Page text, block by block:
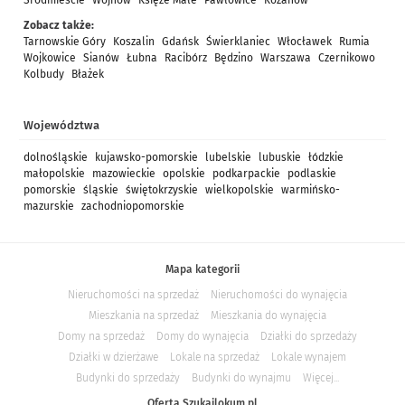
Zobacz także:
Tarnowskie Góry
Koszalin Gdańsk Świerklaniec Włocławek
Rumia
Wojkowice
Sianów Łubna Racibórz Będzino Warszawa
Czernikowo
Kolbudy
Błażek
Województwa
dolnośląskie kujawsko-pomorskie lubelskie lubuskie
łódzkie
małopolskie
mazowieckie opolskie podkarpackie
podlaskie
pomorskie
śląskie świętokrzyskie wielkopolskie
warmińsko-
mazurskie
zachodniopomorskie
Mapa kategorii
Nieruchomości na sprzedaż
Nieruchomości do wynajęcia
Mieszkania na sprzedaż
Mieszkania do wynajęcia
Domy na sprzedaż
Domy do wynajęcia
Działki do sprzedaży
Działki w dzierżawe
Lokale na sprzedaż
Lokale wynajem
Budynki do sprzedaży
Budynki do wynajmu
Więcej...